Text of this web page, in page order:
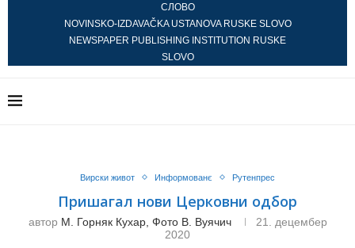
СЛОВО
NOVINSKO-IZDAVAČKA USTANOVA RUSKE SLOVO
NEWSPAPER PUBLISHING INSTITUTION RUSKE
SLOVO
Вирски живот Информованє Рутенпрес
Пришагал нови Церковни одбор
автор М. Горняк Кухар, Фото В. Вуячич
21. децембер
2020